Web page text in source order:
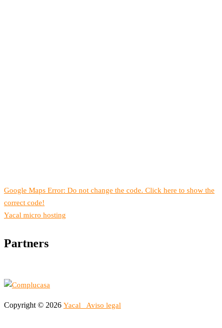
Google Maps Error: Do not change the code. Click here to show the
correct code!
Yacal micro hosting
Partners
Copyright © 2026 Yacal Aviso legal